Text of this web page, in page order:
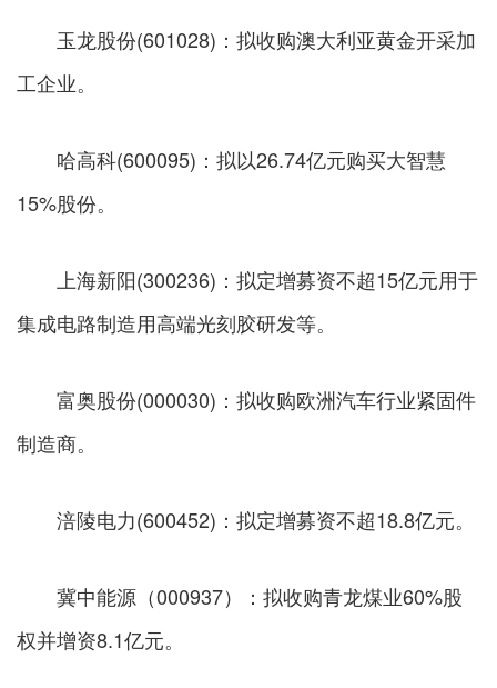
玉龙股份(601028)：拟收购澳大利亚黄金开采加
工企业。
哈高科(600095)：拟以26.74亿元购买大智慧
15%股份。
上海新阳(300236)：拟定增募资不超15亿元用于
集成电路制造用高端光刻胶研发等。
富奥股份(000030)：拟收购欧洲汽车行业紧固件
制造商。
涪陵电力(600452)：拟定增募资不超18.8亿元。
冀中能源（000937）：拟收购青龙煤业60%股
权并增资8.1亿元。